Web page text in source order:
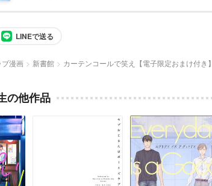
LINEで送る
ブ漫画 新書館 カーテンコールで笑え【電子限定おまけ付き】
の他作品